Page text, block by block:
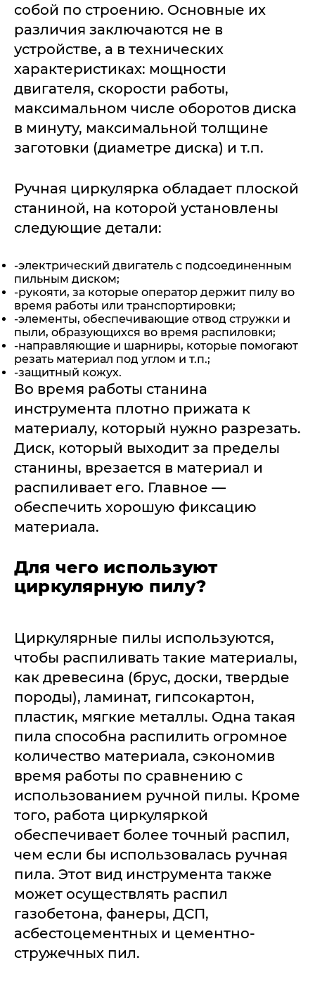
собой по строению. Основные их
различия заключаются не в
устройстве, а в технических
характеристиках: мощности
двигателя, скорости работы,
максимальном числе оборотов диска
в минуту, максимальной толщине
заготовки (диаметре диска) и т.п.
Ручная циркулярка обладает плоской
станиной, на которой установлены
следующие детали:
-электрический двигатель с подсоединенным
пильным диском;
-рукояти, за которые оператор держит пилу во
время работы или транспортировки;
-элементы, обеспечивающие отвод стружки и
пыли, образующихся во время распиловки;
-направляющие и шарниры, которые помогают
резать материал под углом и т.п.;
-защитный кожух.
Во время работы станина
инструмента плотно прижата к
материалу, который нужно разрезать.
Диск, который выходит за пределы
станины, врезается в материал и
распиливает его. Главное —
обеспечить хорошую фиксацию
материала.
Для чего используют
циркулярную пилу?
Циркулярные пилы используются,
чтобы распиливать такие материалы,
как древесина (брус, доски, твердые
породы), ламинат, гипсокартон,
пластик, мягкие металлы. Одна такая
пила способна распилить огромное
количество материала, сэкономив
время работы по сравнению с
использованием ручной пилы. Кроме
того, работа циркуляркой
обеспечивает более точный распил,
чем если бы использовалась ручная
пила. Этот вид инструмента также
может осуществлять распил
газобетона, фанеры, ДСП,
асбестоцементных и цементно-
стружечных пил.